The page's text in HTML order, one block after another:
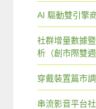
AI 驅動雙引擎
社群增量數據
析（創市際雙
穿戴裝置篇市
串流影音平台